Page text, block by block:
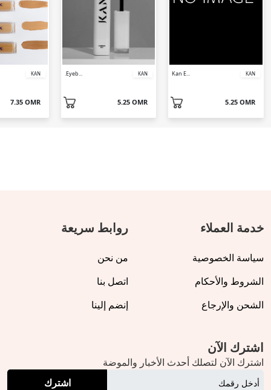
KAN
Kan E...
5.25 OMR
KAN
.Eyeb...
5.25 OMR
KAN
7.35 OMR
خدمة العملاء
سياسة الخصوصية
الشروط والأحكام
الشحن والإرجاع
روابط سريعة
من نحن
اتصل بنا
إنضم إلينا
اشترك الآن
اشترك الآن لتصلك أحدث الأخبار والموضة
اشترك